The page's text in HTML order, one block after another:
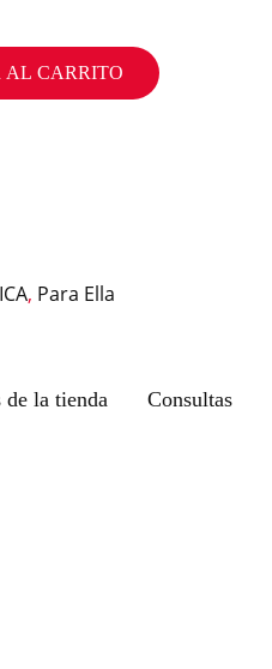
AL CARRITO
, Para Ella
la tienda Consultas